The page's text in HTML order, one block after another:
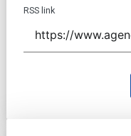
RSS link